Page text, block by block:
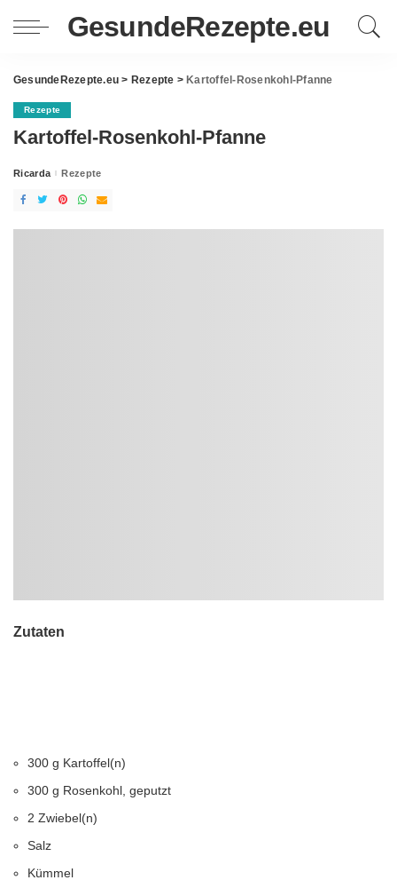
GesundeRezepte.eu
GesundeRezepte.eu > Rezepte > Kartoffel-Rosenkohl-Pfanne
Rezepte
Kartoffel-Rosenkohl-Pfanne
Posted
Ricarda Rezepte
Zutaten
300 g Kartoffel(n)
300 g Rosenkohl, geputzt
2 Zwiebel(n)
Salz
Kümmel